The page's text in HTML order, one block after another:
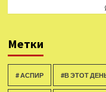
Метки
# АСПИР #В ЭТОТ